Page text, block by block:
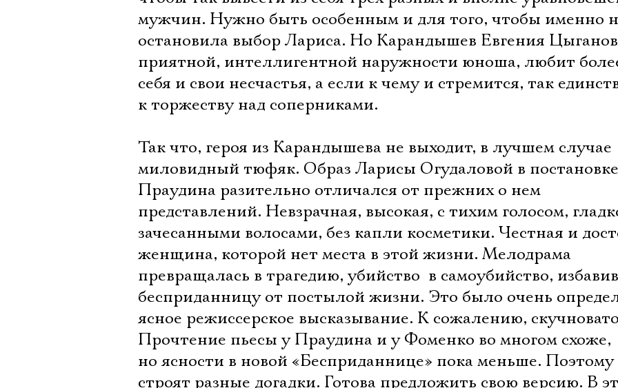
мужчин. Нужно быть особенным и для того, чтобы именно
остановила выбор Лариса. Но Карандышев Евгения Цыганова
приятной, интеллигентной наружности юноша, любит
себя и свои несчастья, а если к чему и стремится, так
к торжеству над соперниками.
Так что, героя из Карандышева не выходит, в лучшем случае 
миловидный тюфяк. Образ Ларисы Огудаловой в постановке
Праудина разительно отличался от прежних о нем
представлений. Невзрачная, высокая, с тихим голосом,
зачесанными волосами, без капли косметики. Честная и
женщина, которой нет места в этой жизни. Мелодрама
превращалась в трагедию, убийство  в самоубийство,
бесприданницу от постылой жизни. Это было очень
ясное режиссерское высказывание. К сожалению,
Прочтение пьесы у Праудина и у Фоменко во многом схоже,
но ясности в новой «Бесприданнице» пока меньше.
строят разные догадки. Готова предложить свою версию. В